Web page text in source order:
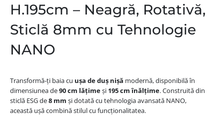
H.195cm – Neagră, Rotativă,
Sticlă 8mm cu Tehnologie
NANO
Transformă-ți baia cu ușa de duș nișă modernă, disponibilă în
dimensiunea de90 cm lățimeși 195 cm înălțime. Construită din
sticlă ESG de8 mm și dotată cu tehnologia avansată NANO,
această ușă combină stilul cu funcționalitatea.